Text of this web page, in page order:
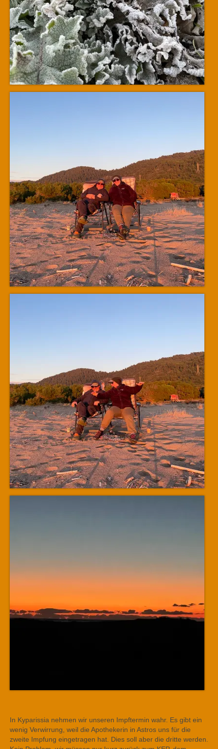
In Kyparissia nehmen wir unseren Impftermin wahr. Es gibt ein
wenig Verwirrung, weil die Apothekerin in Astros uns für die
zweite Impfung eingetragen hat. Dies soll aber die dritte werden.